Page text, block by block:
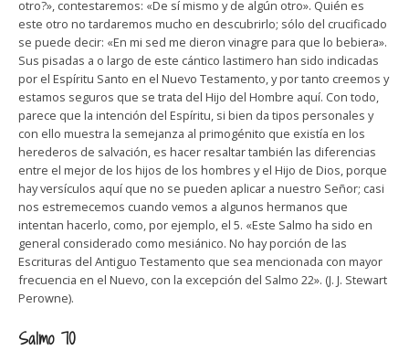
otro?», contestaremos: «De sí mismo y de algún otro». Quién es
este otro no tardaremos mucho en descubrirlo; sólo del crucificado
se puede decir: «En mi sed me dieron vinagre para que lo bebiera».
Sus pisadas a o largo de este cántico lastimero han sido indicadas
por el Espíritu Santo en el Nuevo Testamento, y por tanto creemos y
estamos seguros que se trata del Hijo del Hombre aquí. Con todo,
parece que la intención del Espíritu, si bien da tipos personales y
con ello muestra la semejanza al primogénito que existía en los
herederos de salvación, es hacer resaltar también las diferencias
entre el mejor de los hijos de los hombres y el Hijo de Dios, porque
hay versículos aquí que no se pueden aplicar a nuestro Señor; casi
nos estremecemos cuando vemos a algunos hermanos que
intentan hacerlo, como, por ejemplo, el 5. «Este Salmo ha sido en
general considerado como mesiánico. No hay porción de las
Escrituras del Antiguo Testamento que sea mencionada con mayor
frecuencia en el Nuevo, con la excepción del Salmo 22». (J. J. Stewart
Perowne).
Salmo 70